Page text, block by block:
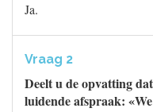
Ja.
Vraag 2
Deelt u de opvatting
luidende afspraak: